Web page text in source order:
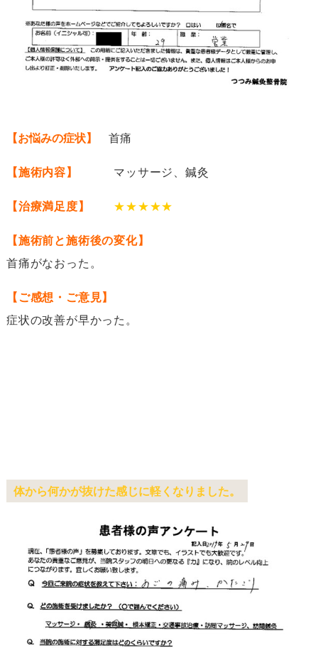
【お悩みの症状】 首痛
【施術内容】 マッサージ、鍼灸
【治療満足度】 ★★★★★
【施術前と施術後の変化】
首痛がなおった。
【ご感想・ご意見】
症状の改善が早かった。
体から何かが抜けた感じに軽くなりました。